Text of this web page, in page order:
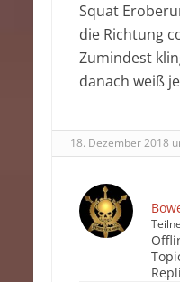
Squat
die Richtung
Zumindest
danach weiß
18. Dezember 2018